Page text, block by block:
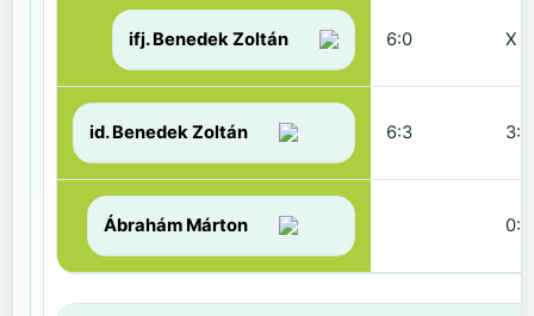
ifj. Benedek Zoltán 6:0 X
id. Benedek Zoltán 6:3 3:6
Ábrahám Márton 0:6